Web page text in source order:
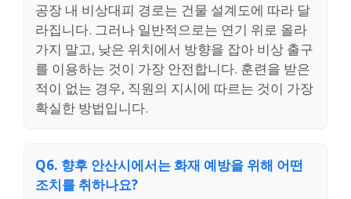
공장 내 비상대피 경로는 건물 설계도에 따라 달
라집니다. 그러나 일반적으로는 연기 위로 올라
가지 말고, 낮은 위치에서 방향을 잡아 비상 출구
를 이용하는 것이 가장 안전합니다. 훈련을 받은
적이 없는 경우, 직원의 지시에 따르는 것이 가장
확실한 방법입니다.
Q6. 향후 안산시에서는 화재 예방을 위해 어떤
조치를 취하나요?